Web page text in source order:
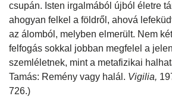
csupán. Isten irgalmából újból életre
ahogyan felkel a földről, ahová
az álomból, melyben elmerült. Nem
felfogás sokkal jobban megfelel a
szemléletnek, mint a metafizikai
Tamás: Remény vagy halál. Vigilia,
726.)